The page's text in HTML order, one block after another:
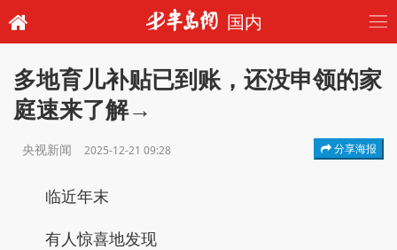
国内
多地育儿补贴已到账，还没申领的家
庭速来了解→
央视新闻 2025-12-21 09:28 分享海报
临近年末
有人惊喜地发现